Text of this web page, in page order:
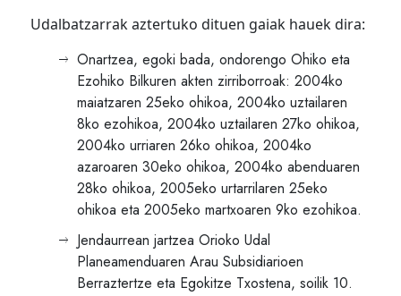
Udalbatzarrak aztertuko dituen gaiak hauek dira:
Onartzea, egoki bada, ondorengo Ohiko eta
Ezohiko Bilkuren akten zirriborroak: 2004ko
maiatzaren 25eko ohikoa, 2004ko uztailaren
8ko ezohikoa, 2004ko uztailaren 27ko ohikoa,
2004ko urriaren 26ko ohikoa, 2004ko
azaroaren 30eko ohikoa, 2004ko abenduaren
28ko ohikoa, 2005eko urtarrilaren 25eko
ohikoa eta 2005eko martxoaren 9ko ezohikoa.
Jendaurrean jartzea Orioko Udal
Planeamenduaren Arau Subsidiarioen
Berraztertze eta Egokitze Txostena, soilik 10.